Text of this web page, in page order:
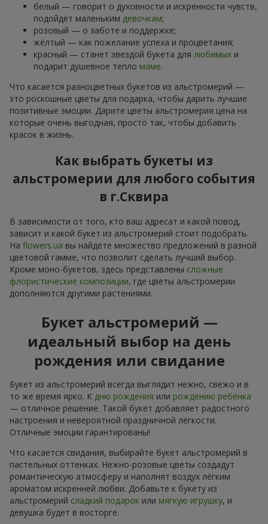
белый — говорит о духовности и искренности чувств,
подойдёт маленьким девочкам;
розовый — о заботе и поддержке;
жёлтый — как пожелание успеха и процветания;
красный — станет звездой букета для любимых и
подарит душевное тепло маме.
Что касается разноцветных букетов из альстромерий —
это роскошные цветы для подарка, чтобы дарить лучшие
позитивные эмоции. Дарите цветы альстромерия цена на
которые очень выгодная, просто так, чтобы добавить
красок в жизнь.
Как выбрать букеты из
альстромерии для любого события
в г.Сквира
В зависимости от того, кто ваш адресат и какой повод,
зависит и какой букет из альстромерий стоит подобрать.
На flowers.ua вы найдёте множество предложений в разной
цветовой гамме, что позволит сделать лучший выбор.
Кроме моно-букетов, здесь представлены сложные
флористические композиции, где цветы альстромерии
дополняются другими растениями.
Букет альстромерий —
идеальный выбор на день
рождения или свидание
Букет из альстромерий всегда выглядит нежно, свежо и в
то же время ярко. К дню рождения или рождению ребёнка
— отличное решение. Такой букет добавляет радостного
настроения и невероятной праздничной лёгкости.
Отличные эмоции гарантированы!
Что касается свидания, выбирайте букет альстромерий в
пастельных оттенках. Нежно-розовые цветы создадут
романтическую атмосферу и наполнят воздух лёгким
ароматом искренней любви. Добавьте к букету из
альстромерий сладкий подарок или мягкую игрушку, и
девушка будет в восторге.